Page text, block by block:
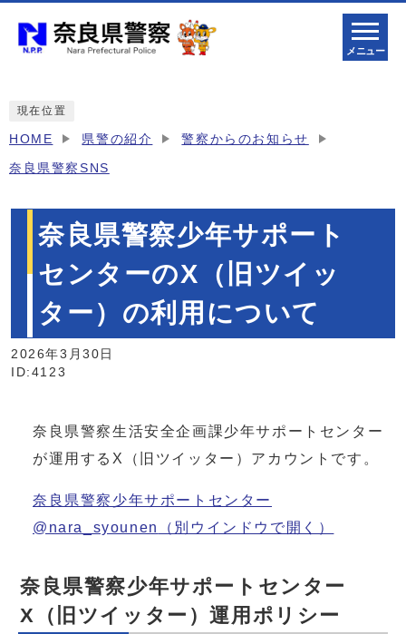
メニュー
現在位置
HOME 県警の紹介 警察からのお知らせ
奈良県警察SNS
奈良県警察少年サポート
センターのX（旧ツイッ
ター）の利用について
2026年3月30日
ID:4123
奈良県警察生活安全企画課少年サポートセンター
が運用するX（旧ツイッター）アカウントです。
奈良県警察少年サポートセンター
@nara_syounen
（別ウインドウで開く）
奈良県警察少年サポートセンター
X（旧ツイッター）運用ポリシー